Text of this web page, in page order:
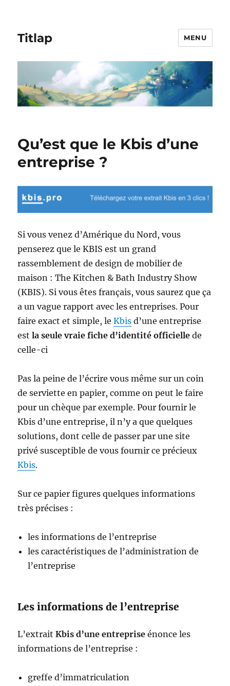
Titlap MENU
Qu’est que le Kbis d’une
entreprise ?
Si vous venez d’Amérique du Nord, vous
penserez que le KBIS est un grand
rassemblement de design de mobilier de
maison : The Kitchen & Bath Industry Show
(KBIS). Si vous êtes français, vous saurez que ça
a un vague rapport avec les entreprises. Pour
faire exact et simple, leKbis d’une entreprise
estla seule vraie fiche d’identité officiellede
celle-ci
Pas la peine de l’écrire vous même sur un coin
de serviette en papier, comme on peut le faire
pour un chèque par exemple. Pour fournir le
Kbis d’une entreprise, il n’y a que quelques
solutions, dont celle de passer par une site
privé susceptible de vous fournir ce précieux
Kbis.
Sur ce papier figures quelques informations
très précises :
les informations de l’entreprise
les caractéristiques de l’administration de
l’entreprise
Les informations de l’entreprise
L’extraitKbis d’une entrepriseénonce les
informations de l’entreprise :
greffe d’immatriculation